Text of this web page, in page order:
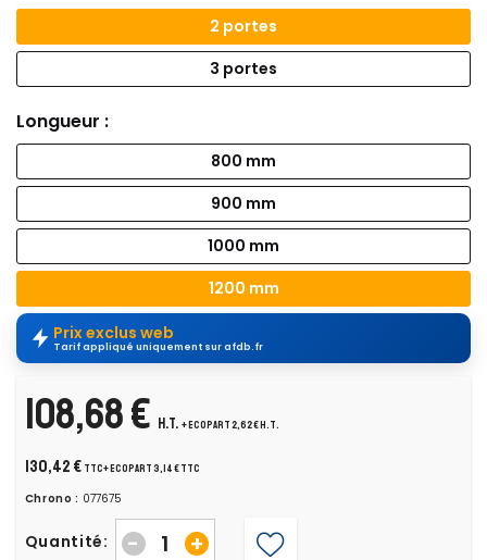
2 portes
3 portes
Longueur :
800 mm
900 mm
1000 mm
1200 mm
Prix exclus web
Tarif appliqué uniquement sur afdb.fr
108,68 € H.T. + ecopart 2,62 € H.T.
130,42 € TTC+ ecopart 3,14 € TTC
Chrono : 077675
Quantité: +
-